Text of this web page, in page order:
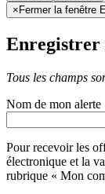
× Fermer la fenêtre
Enregistrer
Tous les champs
Nom de mon alerte
Pour recevoir les
électronique et la
rubrique « Mon